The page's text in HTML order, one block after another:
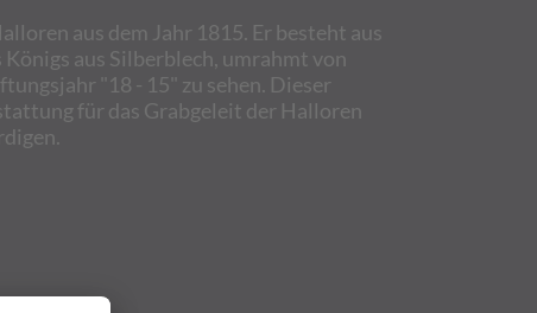
aus dem Jahr 1815. Er besteht aus
aus Silberblech, umrahmt von
"18 - 15" zu sehen. Dieser
für das Grabgeleit der Halloren